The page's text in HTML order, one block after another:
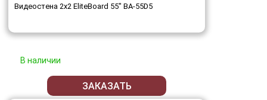
Видеостена 2x2 EliteBoard 55" BA-55D5
В наличии
ЗАКАЗАТЬ